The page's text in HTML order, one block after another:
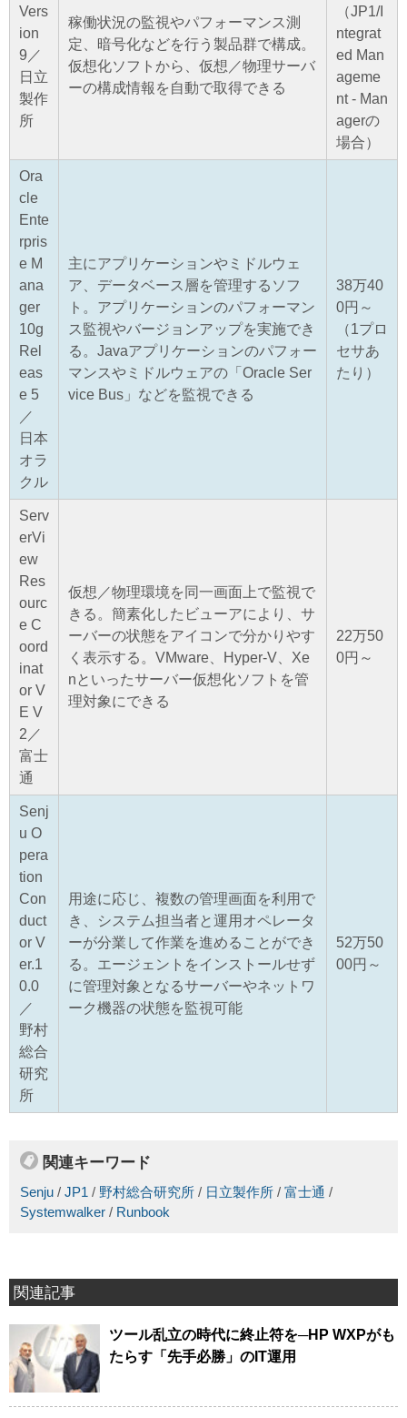
Vers
ion
9／
日立
製作
所
稼働状況の監視やパフォーマンス測
定、暗号化などを行う製品群で構成。
仮想化ソフトから、仮想／物理サーバ
ーの構成情報を自動で取得できる
（JP1/I
ntegrat
ed Man
ageme
nt - Man
agerの
場合）
Ora
cle
Ente
rpris
e M
ana
ger
10g
Rel
eas
e 5
／
日本
オラ
クル
主にアプリケーションやミドルウェ
ア、データベース層を管理するソフ
ト。アプリケーションのパフォーマン
ス監視やバージョンアップを実施でき
る。Javaアプリケーションのパフォー
マンスやミドルウェアの「Oracle Ser
vice Bus」などを監視できる
38万40
0円～
（1プロ
セサあ
たり）
Serv
erVi
ew
Res
ourc
e C
oord
inat
or V
E V
2／
富士
通
仮想／物理環境を同一画面上で監視で
きる。簡素化したビューアにより、サ
ーバーの状態をアイコンで分かりやす
く表示する。VMware、Hyper-V、Xe
nといったサーバー仮想化ソフトを管
理対象にできる
22万50
0円～
Senj
u O
pera
tion
Con
duct
or V
er.1
0.0
／
野村
総合
研究
所
用途に応じ、複数の管理画面を利用で
き、システム担当者と運用オペレータ
ーが分業して作業を進めることができ
る。エージェントをインストールせず
に管理対象となるサーバーやネットワ
ーク機器の状態を監視可能
52万50
00円～
関連キーワード
Senju / JP1 / 野村総合研究所 / 日立製作所 / 富士通 /
Systemwalker / Runbook
関連記事
ツール乱立の時代に終止符を─HP WXPがも
たらす「先手必勝」のIT運用